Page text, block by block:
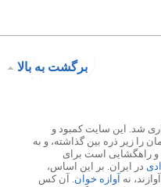
برگشت به بالا
اسفند ۱۳۸۷ پایه گذاری شد. این سایت کمبود و
را زیر ذره بین گذاشته، و به
راهگشایی است برای
در ایران. بر این اساس،
نه آوازه خوان. آن کس